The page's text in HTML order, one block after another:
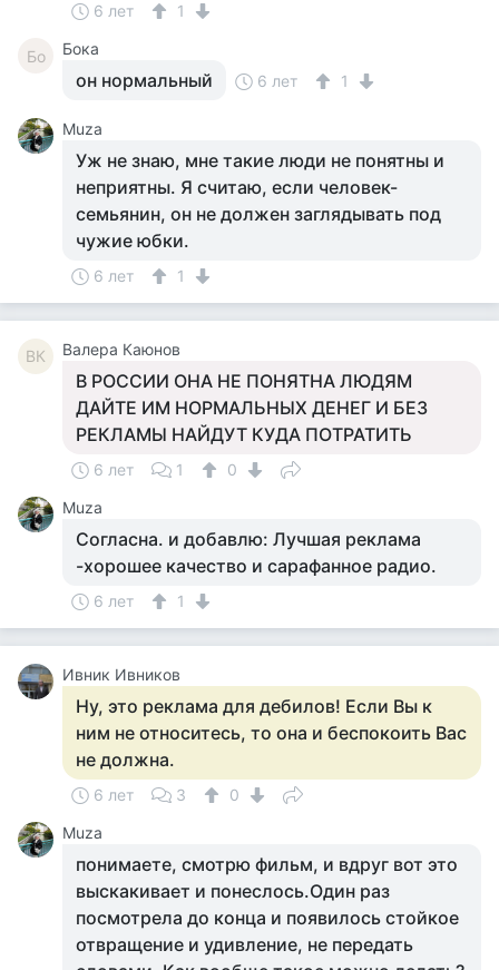
6 лет 1
Бо Бока
он нормальный 6 лет 1
Muza
Уж не знаю, мне такие люди не понятны и
неприятны. Я считаю, если человек-
семьянин, он не должен заглядывать под
чужие юбки.
6 лет 1
ВК Валера Каюнов
В РОССИИ ОНА НЕ ПОНЯТНА ЛЮДЯМ
ДАЙТЕ ИМ НОРМАЛЬНЫХ ДЕНЕГ И БЕЗ
РЕКЛАМЫ НАЙДУТ КУДА ПОТРАТИТЬ
6 лет 1
0
Muza
Согласна. и добавлю: Лучшая реклама
-хорошее качество и сарафанное радио.
6 лет 1
Ивник Ивников
Ну, это реклама для дебилов! Если Вы к
ним не относитесь, то она и беспокоить Вас
не должна.
6 лет 3
0
Muza
понимаете, смотрю фильм, и вдруг вот это
выскакивает и понеслось.Один раз
посмотрела до конца и появилось стойкое
отвращение и удивление, не передать